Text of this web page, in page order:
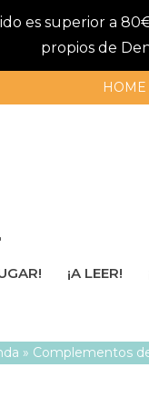
es superior a
propios de
HOME
¡A LEER!
» Complementos